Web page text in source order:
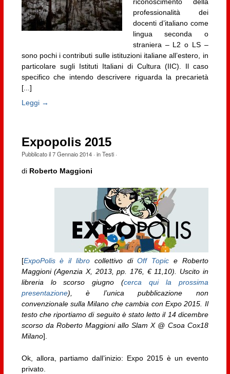
professionalità dei
docenti d’italiano come
lingua seconda o
straniera – L2 o LS –
sono pochi i contributi sulle istituzioni italiane all’estero, in
particolare sugli Istituti Italiani di Cultura (IIC). Il caso
specifico che intendo descrivere riguarda la precarietà
[...]
Leggi →
Expopolis 2015
Pubblicato il7 Gennaio 2014· inTesti·
di Roberto Maggioni
[ExpoPolis è il libro collettivo diOff Topic e Roberto
Maggioni (Agenzia X, 2013, pp. 176, € 11,10). Uscito in
libreria lo scorso giugno (cerca qui la prossima
presentazione), è l’unica pubblicazione non
convenzionale sulla Milano che cambia con Expo 2015. Il
testo che riportiamo di seguito è stato letto il 14 dicembre
scorso da Roberto Maggioni allo Slam X @ Csoa Cox18
Milano].
Ok, allora, partiamo dall’inizio: Expo 2015 è un evento
privato.